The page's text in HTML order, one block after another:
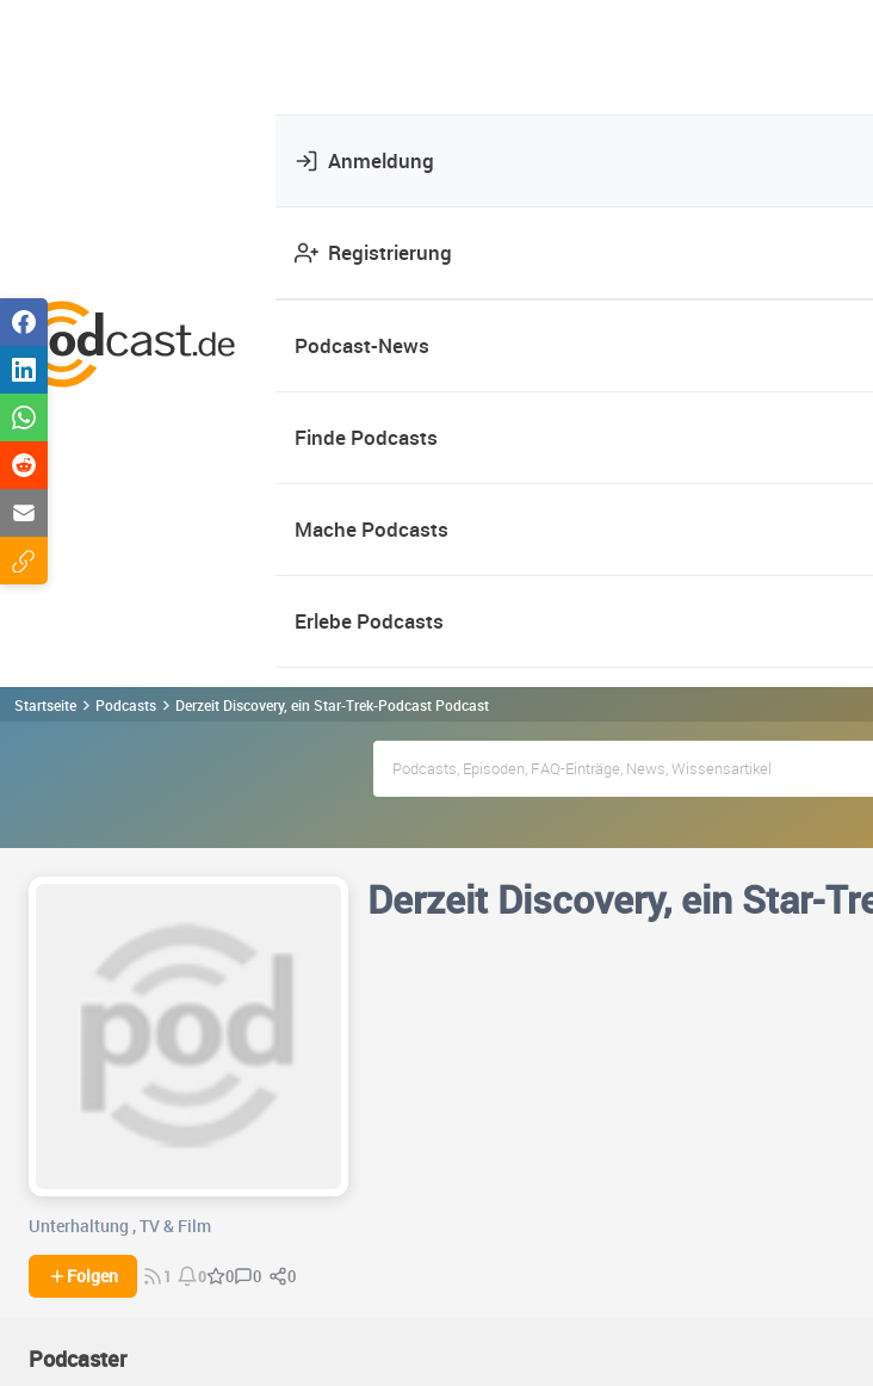
Anmeldung
Registrierung
Podcast-News
Finde Podcasts
Mache Podcasts
Erlebe Podcasts
Startseite Podcasts Derzeit Discovery, ein Star-Trek-Podcast Podcast
Derzeit Discovery, ein Star-
Unterhaltung ,TV & Film
Folgen 1 0 0 0 0
Podcaster